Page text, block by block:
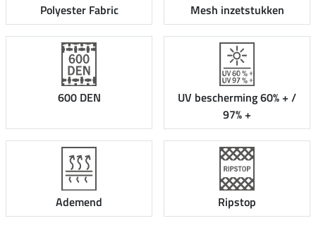
Polyester Fabric Mesh inzetstukken
600 DEN
UV bescherming 60% + /
97% +
Ademend Ripstop